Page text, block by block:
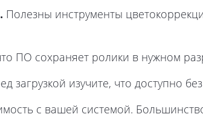
Полезны инструменты
ПО сохраняет ролики в нужном
загрузкой изучите, что доступно
с вашей системой.